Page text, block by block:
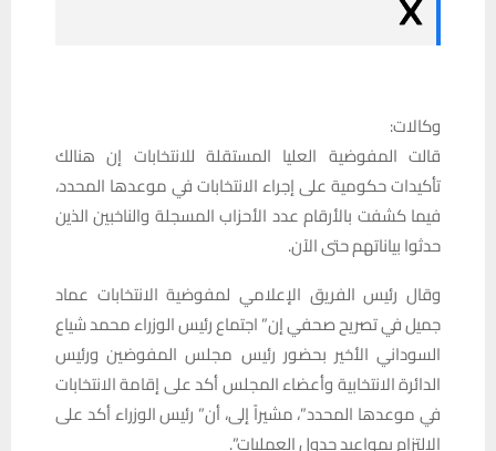
وكالات:
قالت المفوضية العليا المستقلة للانتخابات إن هنالك
تأكيدات حكومية على إجراء الانتخابات في موعدها المحدد،
فيما كشفت بالأرقام عدد الأحزاب المسجلة والناخبين الذين
حدثوا بياناتهم حتى الآن.
وقال رئيس الفريق الإعلامي لمفوضية الانتخابات عماد
جميل في تصريح صحفي إن” اجتماع رئيس الوزراء محمد شياع
السوداني الأخير بحضور رئيس مجلس المفوضين ورئيس
الدائرة الانتخابية وأعضاء المجلس أكد على إقامة الانتخابات
في موعدها المحدد”، مشيراً إلى، أن” رئيس الوزراء أكد على
الالتزام بمواعيد جدول العمليات”.